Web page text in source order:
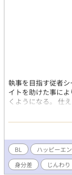
執事を目指す従者
イトを助けた事に
くようになる。 仕
も、いつしかハイ
的には、1900年代
ン・ア◯ーの後半
合好く変えている
に分類しております
「エブリスタ」、
BL ハッピーエ
身分差
じんわり